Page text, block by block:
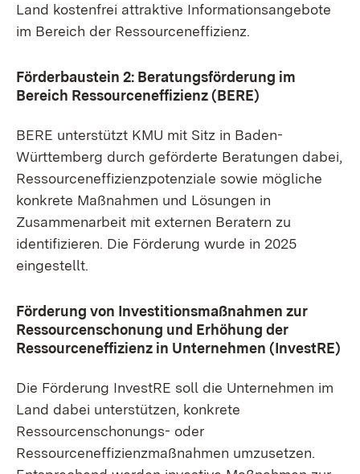
Land kostenfrei attraktive Informationsangebote
im Bereich der Ressourceneffizienz.
Förderbaustein 2: Beratungsförderung im
Bereich Ressourceneffizienz (BERE)
BERE unterstützt KMU mit Sitz in Baden-
Württemberg durch geförderte Beratungen dabei,
Ressourceneffizienzpotenziale sowie mögliche
konkrete Maßnahmen und Lösungen in
Zusammenarbeit mit externen Beratern zu
identifizieren. Die Förderung wurde in 2025
eingestellt.
Förderung von Investitionsmaßnahmen zur
Ressourcenschonung und Erhöhung der
Ressourceneffizienz in Unternehmen (InvestRE)
Die Förderung InvestRE soll die Unternehmen im
Land dabei unterstützen, konkrete
Ressourcenschonungs- oder
Ressourceneffizienzmaßnahmen umzusetzen.